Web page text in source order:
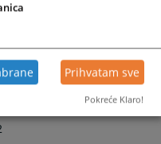
for
dates.
Prihvatam sve
Pokreće Klaro!